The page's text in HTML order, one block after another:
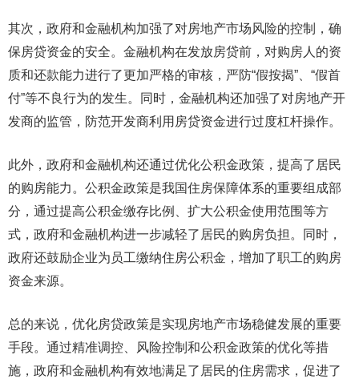
其次，政府和金融机构加强了对房地产市场风险的控制，确
保房贷资金的安全。金融机构在发放房贷前，对购房人的资
质和还款能力进行了更加严格的审核，严防“假按揭”、“假首
付”等不良行为的发生。同时，金融机构还加强了对房地产开
发商的监管，防范开发商利用房贷资金进行过度杠杆操作。
此外，政府和金融机构还通过优化公积金政策，提高了居民
的购房能力。公积金政策是我国住房保障体系的重要组成部
分，通过提高公积金缴存比例、扩大公积金使用范围等方
式，政府和金融机构进一步减轻了居民的购房负担。同时，
政府还鼓励企业为员工缴纳住房公积金，增加了职工的购房
资金来源。
总的来说，优化房贷政策是实现房地产市场稳健发展的重要
手段。通过精准调控、风险控制和公积金政策的优化等措
施，政府和金融机构有效地满足了居民的住房需求，促进了